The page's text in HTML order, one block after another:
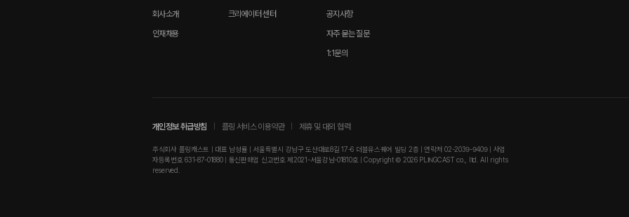
회사소개
인재채용
크리에이터 센터
공지사항
자주 묻는 질문
1:1문의
개인정보 취급방침 플링 서비스 이용약관 제휴 및 대외 협력
주식회사 플링캐스트 | 대표 남성률 | 서울특별시 강남구 도산대로8길 17-6 더블유스퀘어 빌딩 2층 | 연락처 02-2039-9409 | 사업
자등록번호 631-87-01880 | 통신판매업 신고번호 제2021-서울강남-01810호 | Copyright © 2026 PLINGCAST co., ltd. All rights
reserved.